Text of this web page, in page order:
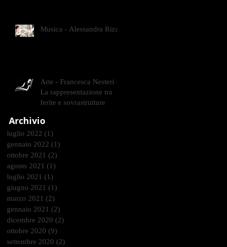
Musica - Alessandra Rizzo
Arte - Francesca Nesteri -
La rappresentazione tra
ferite e sovrastrutture
Archivio
luglio 2022 (1)
gennaio 2022 (1)
ottobre 2021 (2)
agosto 2021 (1)
luglio 2021 (1)
giugno 2021 (1)
marzo 2021 (2)
gennaio 2021 (2)
dicembre 2020 (2)
ottobre 2020 (9)
settembre 2020 (2)